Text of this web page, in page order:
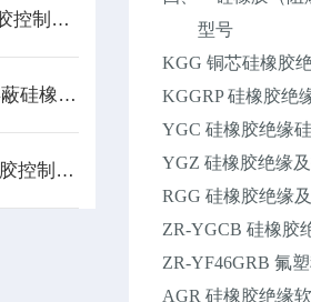
ZR-KGG阻燃硅橡胶控制电缆应用场景
ZR-KGGRP阻燃屏蔽硅橡胶控制电缆介绍
KGGRP1屏蔽硅橡胶控制电缆特点
型号
KGG 铜芯硅橡胶
KGGRP 硅橡胶绝
YGC 硅橡胶绝缘
YGZ 硅橡胶绝缘
RGG 硅橡胶绝缘
ZR-YGCB 硅橡胶
ZR-YF46GRB 氟
AGR 硅橡胶绝缘